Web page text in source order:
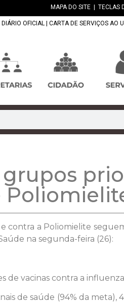
MAPA DO SITE TECLAS
DIÁRIO OFICIAL CARTA DE SERVIÇOS AO
grupos
contra a Poliomielite
na segunda-feira (26):
de vacinas contra a
de saúde (94% da meta),